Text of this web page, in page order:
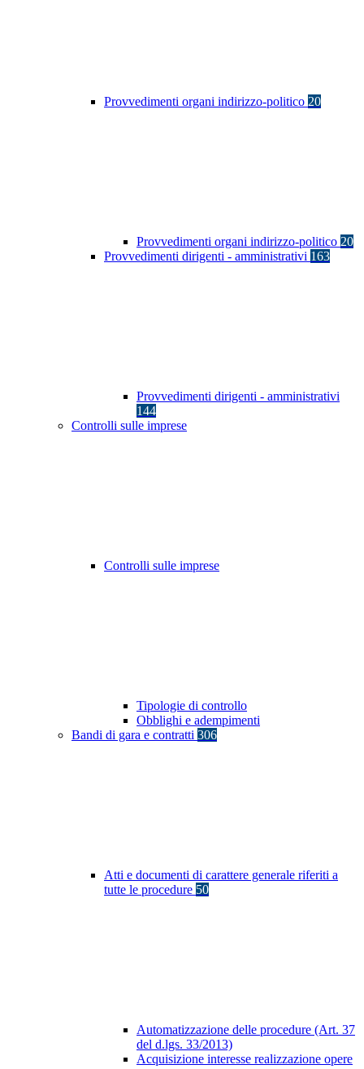
Provvedimenti organi indirizzo-politico 20
Provvedimenti organi indirizzo-politico 20
Provvedimenti dirigenti - amministrativi 163
Provvedimenti dirigenti - amministrativi
144
Controlli sulle imprese
Controlli sulle imprese
Tipologie di controllo
Obblighi e adempimenti
Bandi di gara e contratti 306
Atti e documenti di carattere generale riferiti a
tutte le procedure 50
Automatizzazione delle procedure (Art. 37
del d.lgs. 33/2013)
Acquisizione interesse realizzazione opere